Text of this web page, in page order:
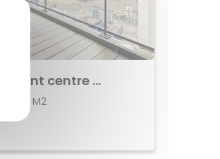
Achat Appartement centre ville
112 M2